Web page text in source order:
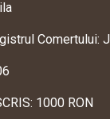
Comertului:
1000 RON